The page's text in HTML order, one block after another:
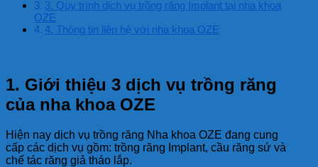
3. Quy trình dịch vụ trồng răng Implant tại nha khoa
OZE
4. Thông tin liên hệ với nha khoa OZE
1. Giới thiệu 3 dịch vụ trồng răng
của nha khoa OZE
Hiện nay dịch vụ trồng răng Nha khoa OZE đang cung
cấp các dịch vụ gồm: trồng răng Implant, cầu răng sứ và
chế tác răng giả tháo lắp.